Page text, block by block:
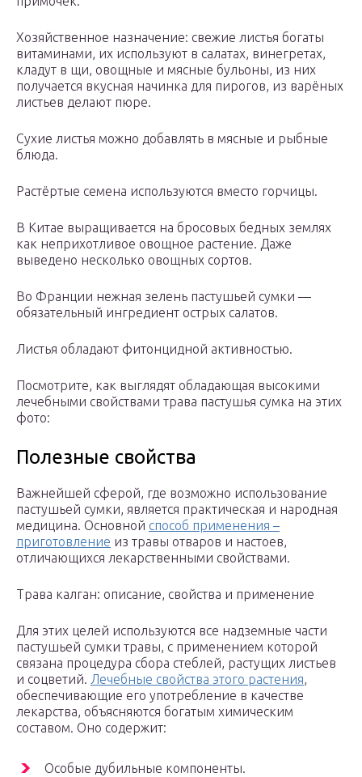
Хозяйственное назначение: свежие листья богаты
витаминами, их используют в салатах, винегретах,
кладут в щи, овощные и мясные бульоны, из них
получается вкусная начинка для пирогов, из варёных
листьев делают пюре.
Сухие листья можно добавлять в мясные и рыбные
блюда.
Растёртые семена используются вместо горчицы.
В Китае выращивается на бросовых бедных землях
как неприхотливое овощное растение. Даже
выведено несколько овощных сортов.
Во Франции нежная зелень пастушьей сумки —
обязательный ингредиент острых салатов.
Листья обладают фитонцидной активностью.
Посмотрите, как выглядят обладающая высокими
лечебными свойствами трава пастушья сумка на этих
фото:
Полезные свойства
Важнейшей сферой, где возможно использование
пастушьей сумки, является практическая и народная
медицина. Основной способ применения –
приготовление из травы отваров и настоев,
отличающихся лекарственными свойствами.
Трава калган: описание, свойства и применение
Для этих целей используются все надземные части
пастушьей сумки травы, с применением которой
связана процедура сбора стеблей, растущих листьев
и соцветий. Лечебные свойства этого растения,
обеспечивающие его употребление в качестве
лекарства, объясняются богатым химическим
составом. Оно содержит:
Особые дубильные компоненты.